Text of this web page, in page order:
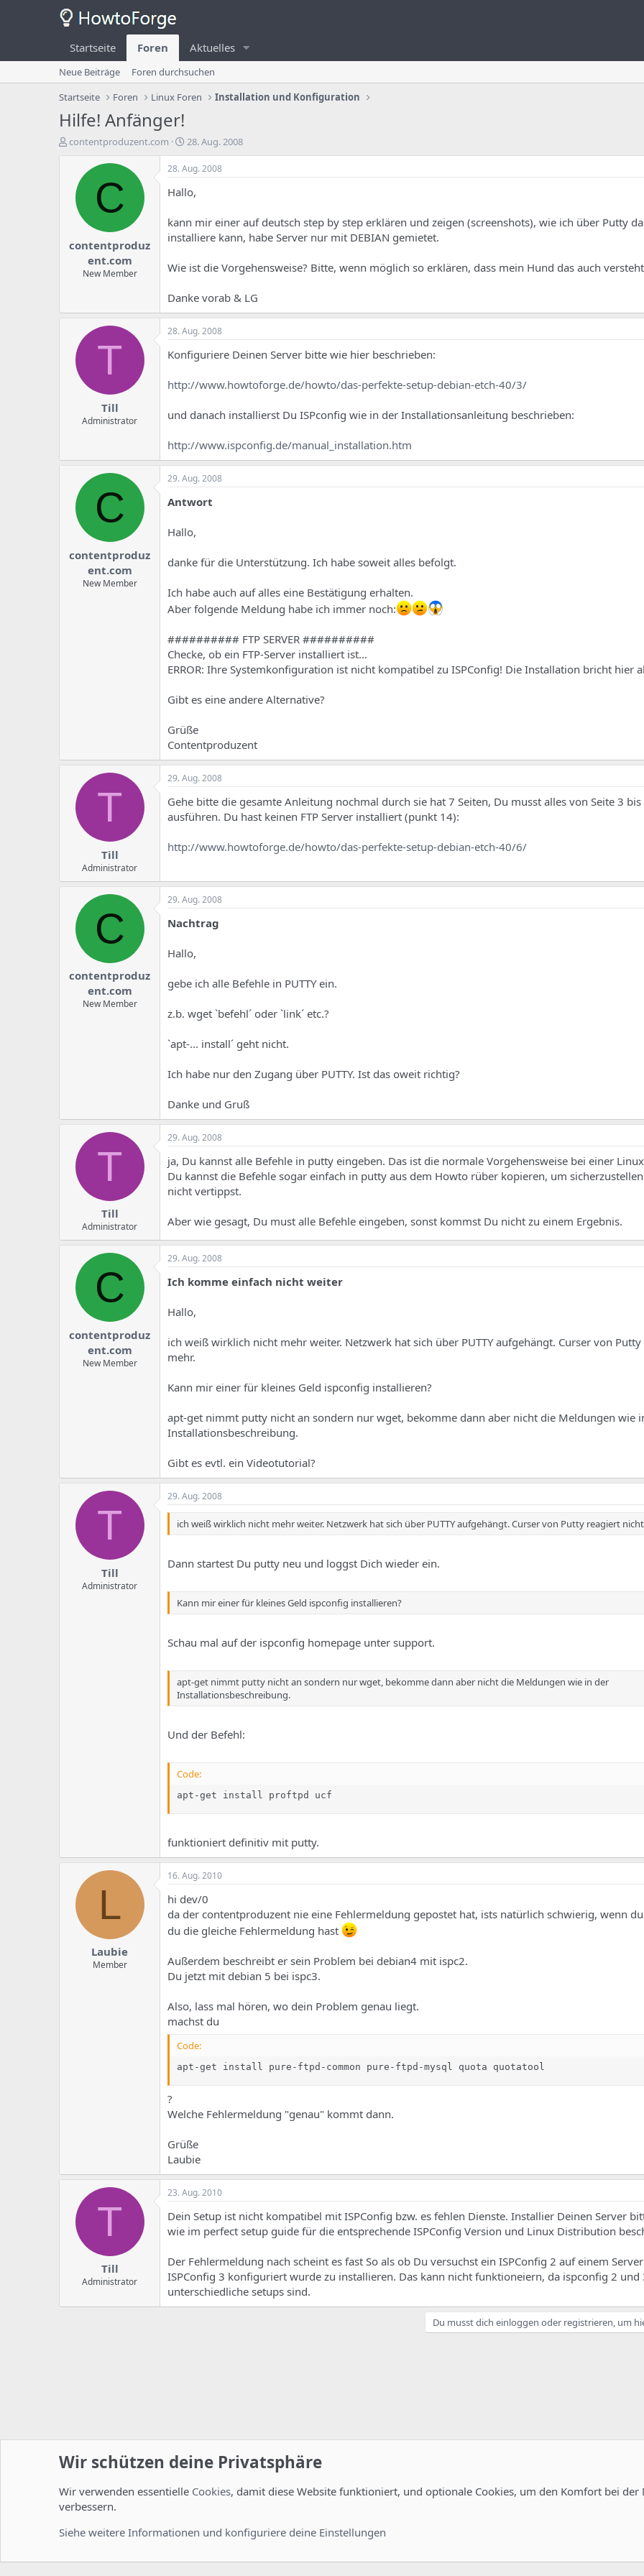
Startseite Foren Aktuelles
Neue Beiträge
Foren durchsuchen
Startseite
Foren Linux Foren Installation und Konfiguration
Hilfe! Anfänger!
E
r
contentproduzent.com
E
r
s
e
l
n
s
a
u
m
28. Aug. 2008
C
contentproduz
ent.com
New Member
28. Aug. 2008
Hallo,
kann mir einer auf deutsch step by step erklären und zeigen (screenshots), wie ich über Putty
installiere kann, habe Server nur mit DEBIAN gemietet.
Wie ist die Vorgehensweise? Bitte, wenn möglich so erklären, dass mein Hund das auch
Danke vorab & LG
T
Till
Administrator
28. Aug. 2008
Konfiguriere Deinen Server bitte wie hier beschrieben:
http://www.howtoforge.de/howto/das-perfekte-setup-debian-etch-40/3/
und danach installierst Du ISPconfig wie in der Installationsanleitung beschrieben:
http://www.ispconfig.de/manual_installation.htm
C
contentproduz
ent.com
New Member
29. Aug. 2008
Antwort
Hallo,
danke für die Unterstützung. Ich habe soweit alles befolgt.
Ich habe auch auf alles eine Bestätigung erhalten.
Aber folgende Meldung habe ich immer noch:
########## FTP SERVER ##########
Checke, ob ein FTP-Server installiert ist...
ERROR: Ihre Systemkonfiguration ist nicht kompatibel zu ISPConfig! Die Installation bricht hier
Gibt es eine andere Alternative?
Grüße
Contentproduzent
T
Till
Administrator
29. Aug. 2008
Gehe bitte die gesamte Anleitung nochmal durch sie hat 7 Seiten, Du musst alles von Seite 3
ausführen. Du hast keinen FTP Server installiert (punkt 14):
http://www.howtoforge.de/howto/das-perfekte-setup-debian-etch-40/6/
C
contentproduz
ent.com
New Member
29. Aug. 2008
Nachtrag
Hallo,
gebe ich alle Befehle in PUTTY ein.
z.b. wget `befehl´ oder `link´ etc.?
`apt-... install´ geht nicht.
Ich habe nur den Zugang über PUTTY. Ist das oweit richtig?
Danke und Gruß
T
Till
Administrator
29. Aug. 2008
ja, Du kannst alle Befehle in putty eingeben. Das ist die normale Vorgehensweise bei einer
Du kannst die Befehle sogar einfach in putty aus dem Howto rüber kopieren, um
nicht vertippst.
Aber wie gesagt, Du must alle Befehle eingeben, sonst kommst Du nicht zu einem Ergebnis.
C
contentproduz
ent.com
New Member
29. Aug. 2008
Ich komme einfach nicht weiter
Hallo,
ich weiß wirklich nicht mehr weiter. Netzwerk hat sich über PUTTY aufgehängt. Curser von
mehr.
Kann mir einer für kleines Geld ispconfig installieren?
apt-get nimmt putty nicht an sondern nur wget, bekomme dann aber nicht die Meldungen wie
Installationsbeschreibung.
Gibt es evtl. ein Videotutorial?
T
Till
Administrator
29. Aug. 2008
ich weiß wirklich nicht mehr weiter. Netzwerk hat sich über PUTTY aufgehängt. Curser von Putty reagiert
Dann startest Du putty neu und loggst Dich wieder ein.
Kann mir einer für kleines Geld ispconfig installieren?
Schau mal auf der ispconfig homepage unter support.
apt-get nimmt putty nicht an sondern nur wget, bekomme dann aber nicht die Meldungen wie in der
Installationsbeschreibung.
Und der Befehl:
Code:
apt-get install proftpd ucf
funktioniert definitiv mit putty.
L
Laubie
Member
16. Aug. 2010
hi dev/0
da der contentproduzent nie eine Fehlermeldung gepostet hat, ists natürlich schwierig, wenn
du die gleiche Fehlermeldung hast
Außerdem beschreibt er sein Problem bei debian4 mit ispc2.
Du jetzt mit debian 5 bei ispc3.
Also, lass mal hören, wo dein Problem genau liegt.
machst du
Code:
apt-get install pure-ftpd-common pure-ftpd-mysql quota quotatool
?
Welche Fehlermeldung "genau" kommt dann.
Grüße
Laubie
T
Till
Administrator
23. Aug. 2010
Dein Setup ist nicht kompatibel mit ISPConfig bzw. es fehlen Dienste. Installier Deinen Server
wie im perfect setup guide für die entsprechende ISPConfig Version und Linux Distribution
Der Fehlermeldung nach scheint es fast So als ob Du versuchst ein ISPConfig 2 auf einem
ISPConfig 3 konfiguriert wurde zu installieren. Das kann nicht funktioneiern, da ispconfig 2
unterschiedliche setups sind.
Du musst dich einloggen oder registrieren, um
Startseite Foren Linux Foren Installation und Konfiguration
Wir schützen deine Privatsphäre
Wir verwenden essentielle Cookies, damit diese Website funktioniert, und optionale Cookies, um den Komfort bei der
verbessern.
Siehe weitere Informationen und konfiguriere deine Einstellungen